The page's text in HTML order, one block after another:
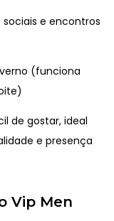
e encontros
(funciona
de gostar, ideal
e presença
Vip Men